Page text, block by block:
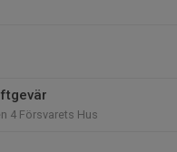
4 Försvarets Hus